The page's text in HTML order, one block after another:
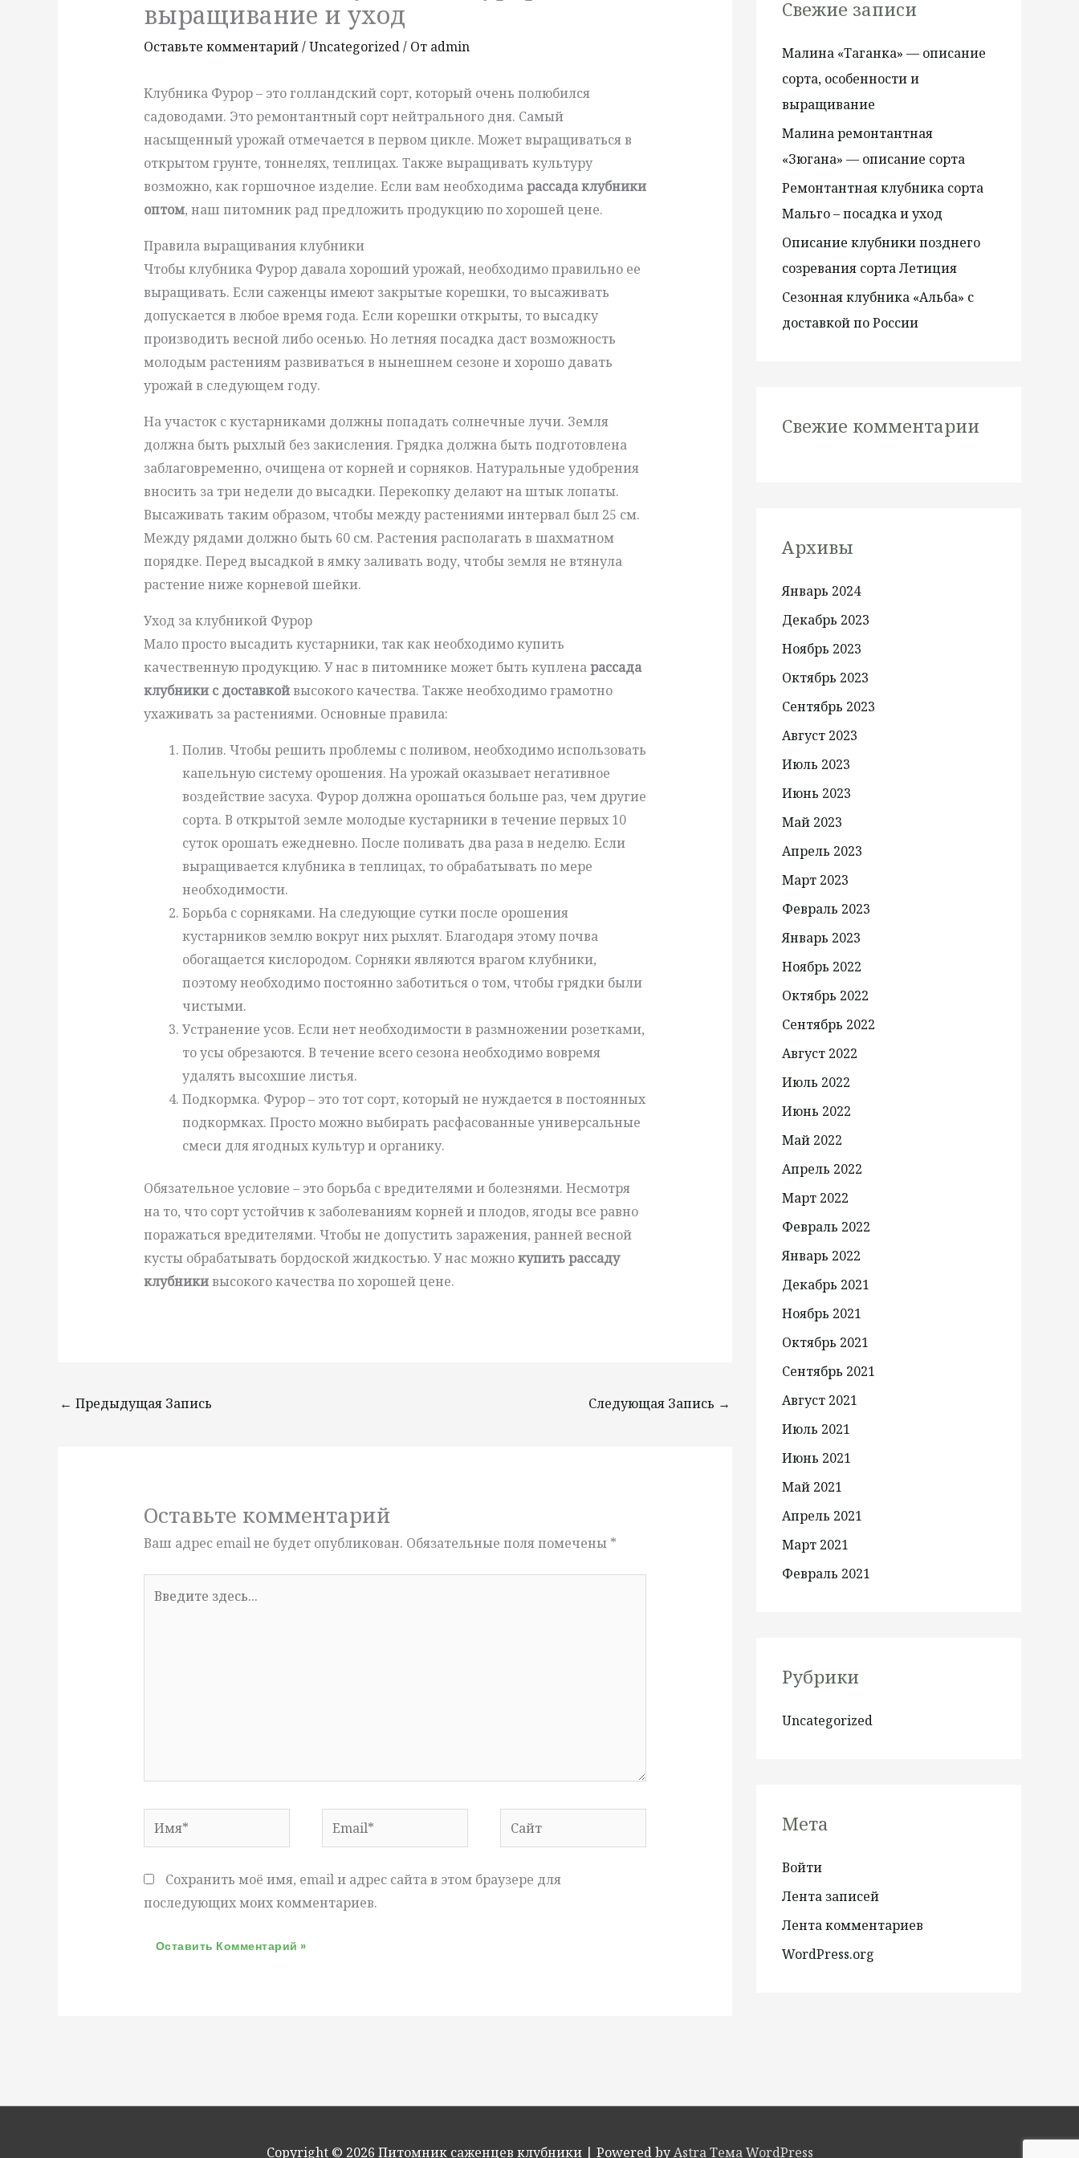
выращивание и уход
Оставьте комментарий/Uncategorized/ От admin
Клубника Фурор – это голландский сорт, который очень полюбился
садоводами. Это ремонтантный сорт нейтрального дня. Самый
насыщенный урожай отмечается в первом цикле. Может выращиваться в
открытом грунте, тоннелях, теплицах. Также выращивать культуру
возможно, как горшочное изделие. Если вам необходимарассада клубники
оптом, наш питомник рад предложить продукцию по хорошей цене.
Правила выращивания клубники
Чтобы клубника Фурор давала хороший урожай, необходимо правильно ее
выращивать. Если саженцы имеют закрытые корешки, то высаживать
допускается в любое время года. Если корешки открыты, то высадку
производить весной либо осенью. Но летняя посадка даст возможность
молодым растениям развиваться в нынешнем сезоне и хорошо давать
урожай в следующем году.
На участок с кустарниками должны попадать солнечные лучи. Земля
должна быть рыхлый без закисления. Грядка должна быть подготовлена
заблаговременно, очищена от корней и сорняков. Натуральные удобрения
вносить за три недели до высадки. Перекопку делают на штык лопаты.
Высаживать таким образом, чтобы между растениями интервал был 25 см.
Между рядами должно быть 60 см. Растения располагать в шахматном
порядке. Перед высадкой в ямку заливать воду, чтобы земля не втянула
растение ниже корневой шейки.
Уход за клубникой Фурор
Мало просто высадить кустарники, так как необходимо купить
качественную продукцию. У нас в питомнике может быть купленарассада
клубники с доставкойвысокого качества. Также необходимо грамотно
ухаживать за растениями. Основные правила:
Полив. Чтобы решить проблемы с поливом, необходимо использовать
капельную систему орошения. На урожай оказывает негативное
воздействие засуха. Фурор должна орошаться больше раз, чем другие
сорта. В открытой земле молодые кустарники в течение первых 10
суток орошать ежедневно. После поливать два раза в неделю. Если
выращивается клубника в теплицах, то обрабатывать по мере
необходимости.
Борьба с сорняками. На следующие сутки после орошения
кустарников землю вокруг них рыхлят. Благодаря этому почва
обогащается кислородом. Сорняки являются врагом клубники,
поэтому необходимо постоянно заботиться о том, чтобы грядки были
чистыми.
Устранение усов. Если нет необходимости в размножении розетками,
то усы обрезаются. В течение всего сезона необходимо вовремя
удалять высохшие листья.
Подкормка. Фурор – это тот сорт, который не нуждается в постоянных
подкормках. Просто можно выбирать расфасованные универсальные
смеси для ягодных культур и органику.
Обязательное условие – это борьба с вредителями и болезнями. Несмотря
на то, что сорт устойчив к заболеваниям корней и плодов, ягоды все равно
поражаться вредителями. Чтобы не допустить заражения, ранней весной
кусты обрабатывать бордоской жидкостью. У нас можнокупить рассаду
клубникивысокого качества по хорошей цене.
← Предыдущая Запись Следующая Запись →
Оставьте комментарий
Ваш адрес email не будет опубликован. Обязательные поля помечены *
здесь...
Имя* Email* Сайт
Сохранить моё имя, email и адрес сайта в этом браузере для
последующих моих комментариев.
к
Свежие записи
Малина «Таганка» — описание
сорта, особенности и
выращивание
Малина ремонтантная
«Зюгана» — описание сорта
Ремонтантная клубника сорта
Мальго – посадка и уход
Описание клубники позднего
созревания сорта Летиция
Сезонная клубника «Альба» с
доставкой по России
Свежие комментарии
Архивы
Январь 2024
Декабрь 2023
Ноябрь 2023
Октябрь 2023
Сентябрь 2023
Август 2023
Июль 2023
Июнь 2023
Май 2023
Апрель 2023
Март 2023
Февраль 2023
Январь 2023
Ноябрь 2022
Октябрь 2022
Сентябрь 2022
Август 2022
Июль 2022
Июнь 2022
Май 2022
Апрель 2022
Март 2022
Февраль 2022
Январь 2022
Декабрь 2021
Ноябрь 2021
Октябрь 2021
Сентябрь 2021
Август 2021
Июль 2021
Июнь 2021
Май 2021
Апрель 2021
Март 2021
Февраль 2021
Рубрики
Uncategorized
Мета
Войти
Лента записей
Лента комментариев
WordPress.org
Copyright © 2026 Питомник саженцев клубники| Powered byAstra Тема WordPress